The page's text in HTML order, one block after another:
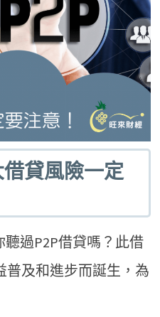
借貸風險一定
聽過P2P借貸嗎？此借
普及和進步而誕生，為